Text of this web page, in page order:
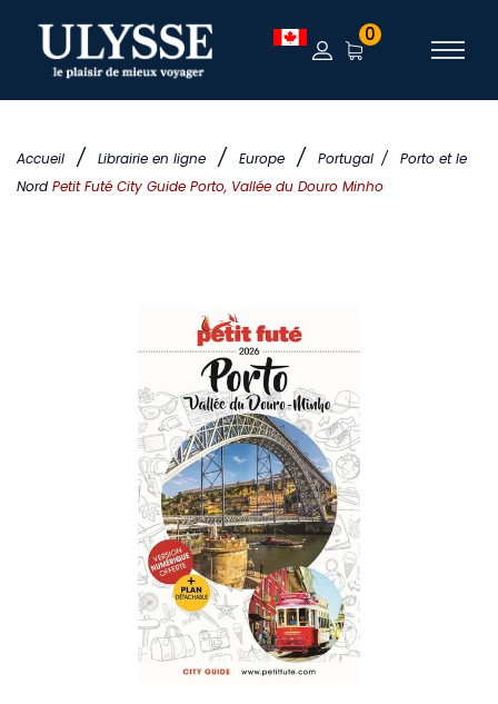
Accueil / Librairie en ligne / Europe / Portugal /
Porto et le
Nord Petit Futé City Guide Porto, Vallée du Douro Minho
0